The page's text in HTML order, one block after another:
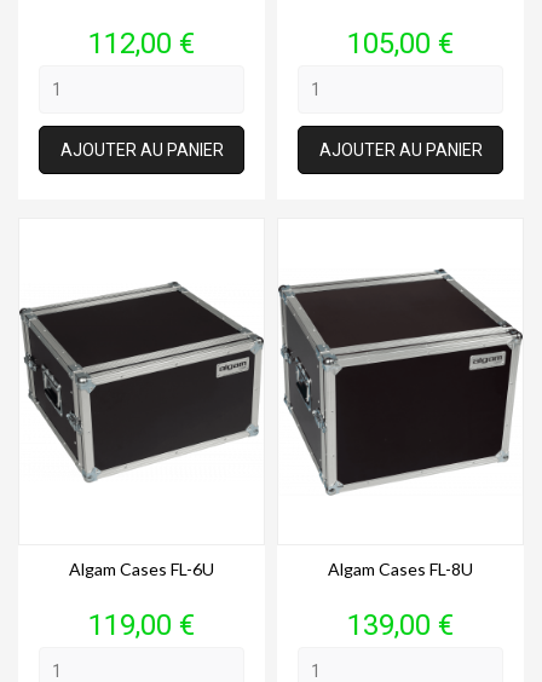
Prix
112,00 €
AJOUTER AU PANIER
Prix
105,00 €
AJOUTER AU PANIER
Algam Cases FL-6U
Prix
119,00 €
Algam Cases FL-8U
Prix
139,00 €